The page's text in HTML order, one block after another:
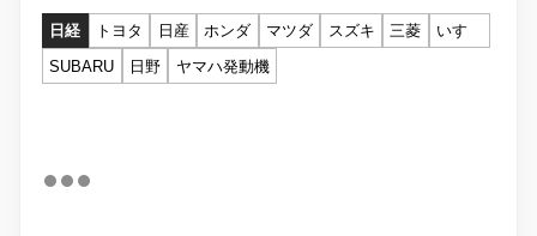
日経 トヨタ 日産 ホンダ マツダ スズキ 三菱
いすゞ
SUBARU
日野 ヤマハ発動機